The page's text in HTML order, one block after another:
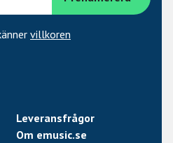
villkoren
Leveransfrågor
Om emusic.se